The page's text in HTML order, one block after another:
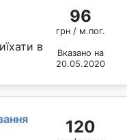
в
96
грн / м.пог.
Вказано на
20.05.2020
120